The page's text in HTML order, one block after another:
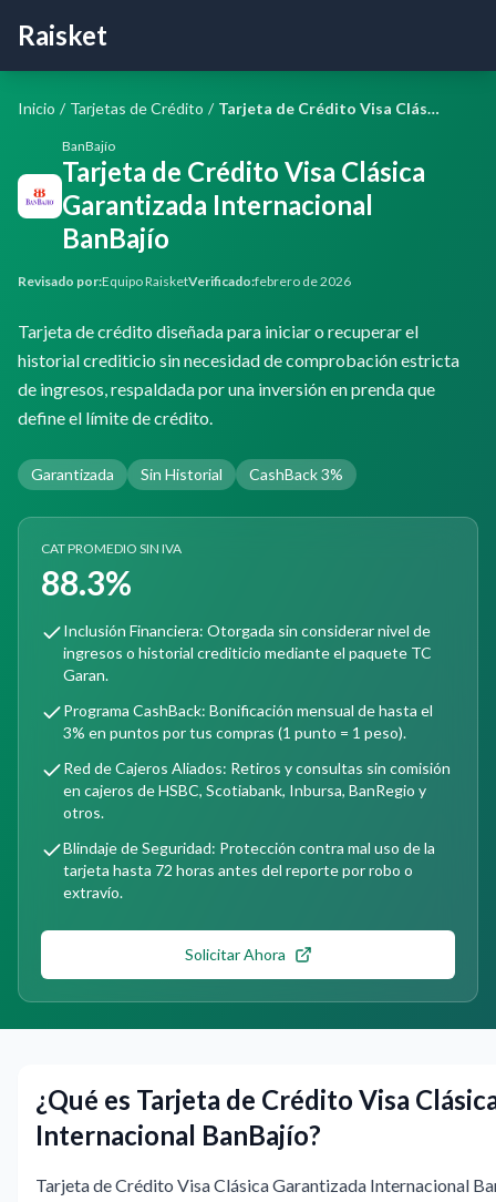
Raisket
Inicio / Tarjetas de Crédito / Tarjeta de Crédito Visa Clásica Garantizada Internacional BanBajío
BanBajío
Tarjeta de Crédito Visa Clásica
Garantizada Internacional
BanBajío
Revisado por:Equipo RaisketVerificado:febrero de 2026
Tarjeta de crédito diseñada para iniciar o recuperar el
historial crediticio sin necesidad de comprobación estricta
de ingresos, respaldada por una inversión en prenda que
define el límite de crédito.
Garantizada Sin Historial CashBack 3%
CAT PROMEDIO SIN IVA
88.3%
Inclusión Financiera: Otorgada sin considerar nivel de
ingresos o historial crediticio mediante el paquete TC
Garan.
Programa CashBack: Bonificación mensual de hasta el
3% en puntos por tus compras (1 punto = 1 peso).
Red de Cajeros Aliados: Retiros y consultas sin comisión
en cajeros de HSBC, Scotiabank, Inbursa, BanRegio y
otros.
Blindaje de Seguridad: Protección contra mal uso de la
tarjeta hasta 72 horas antes del reporte por robo o
extravío.
Solicitar Ahora
¿Qué es Tarjeta de Crédito Visa
Internacional BanBajío?
Tarjeta de Crédito Visa Clásica Garantizada Internacional